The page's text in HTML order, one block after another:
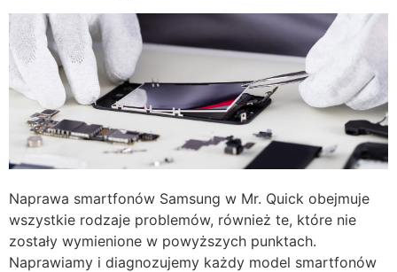
Naprawa smartfonów Samsung w Mr. Quick obejmuje
wszystkie rodzaje problemów, również te, które nie
zostały wymienione w powyższych punktach.
Naprawiamy i diagnozujemy każdy model smartfonów